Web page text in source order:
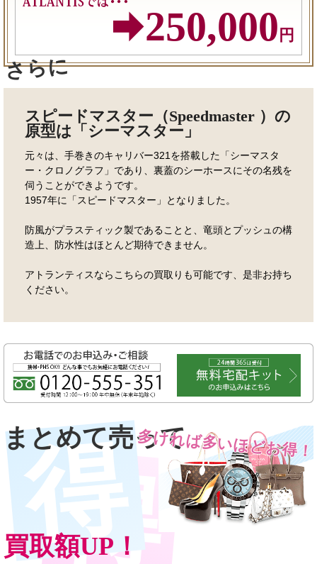
250,000 円
スピードマスター（Speedmaster ）の
原型は「シーマスター」
元々は、手巻きのキャリバー321を搭載した「シーマスタ
ー・クロノグラフ」であり、裏蓋のシーホースにその名残を
伺うことができようです。
1957年に「スピードマスター」となりました。
防風がプラスティック製であることと、竜頭とプッシュの構
造上、防水性はほとんど期待できません。
アトランティスならこちらの買取りも可能です、是非お持ち
ください。
まとめて売って
さらに
買取額UP！
多ければ多いほどお得！